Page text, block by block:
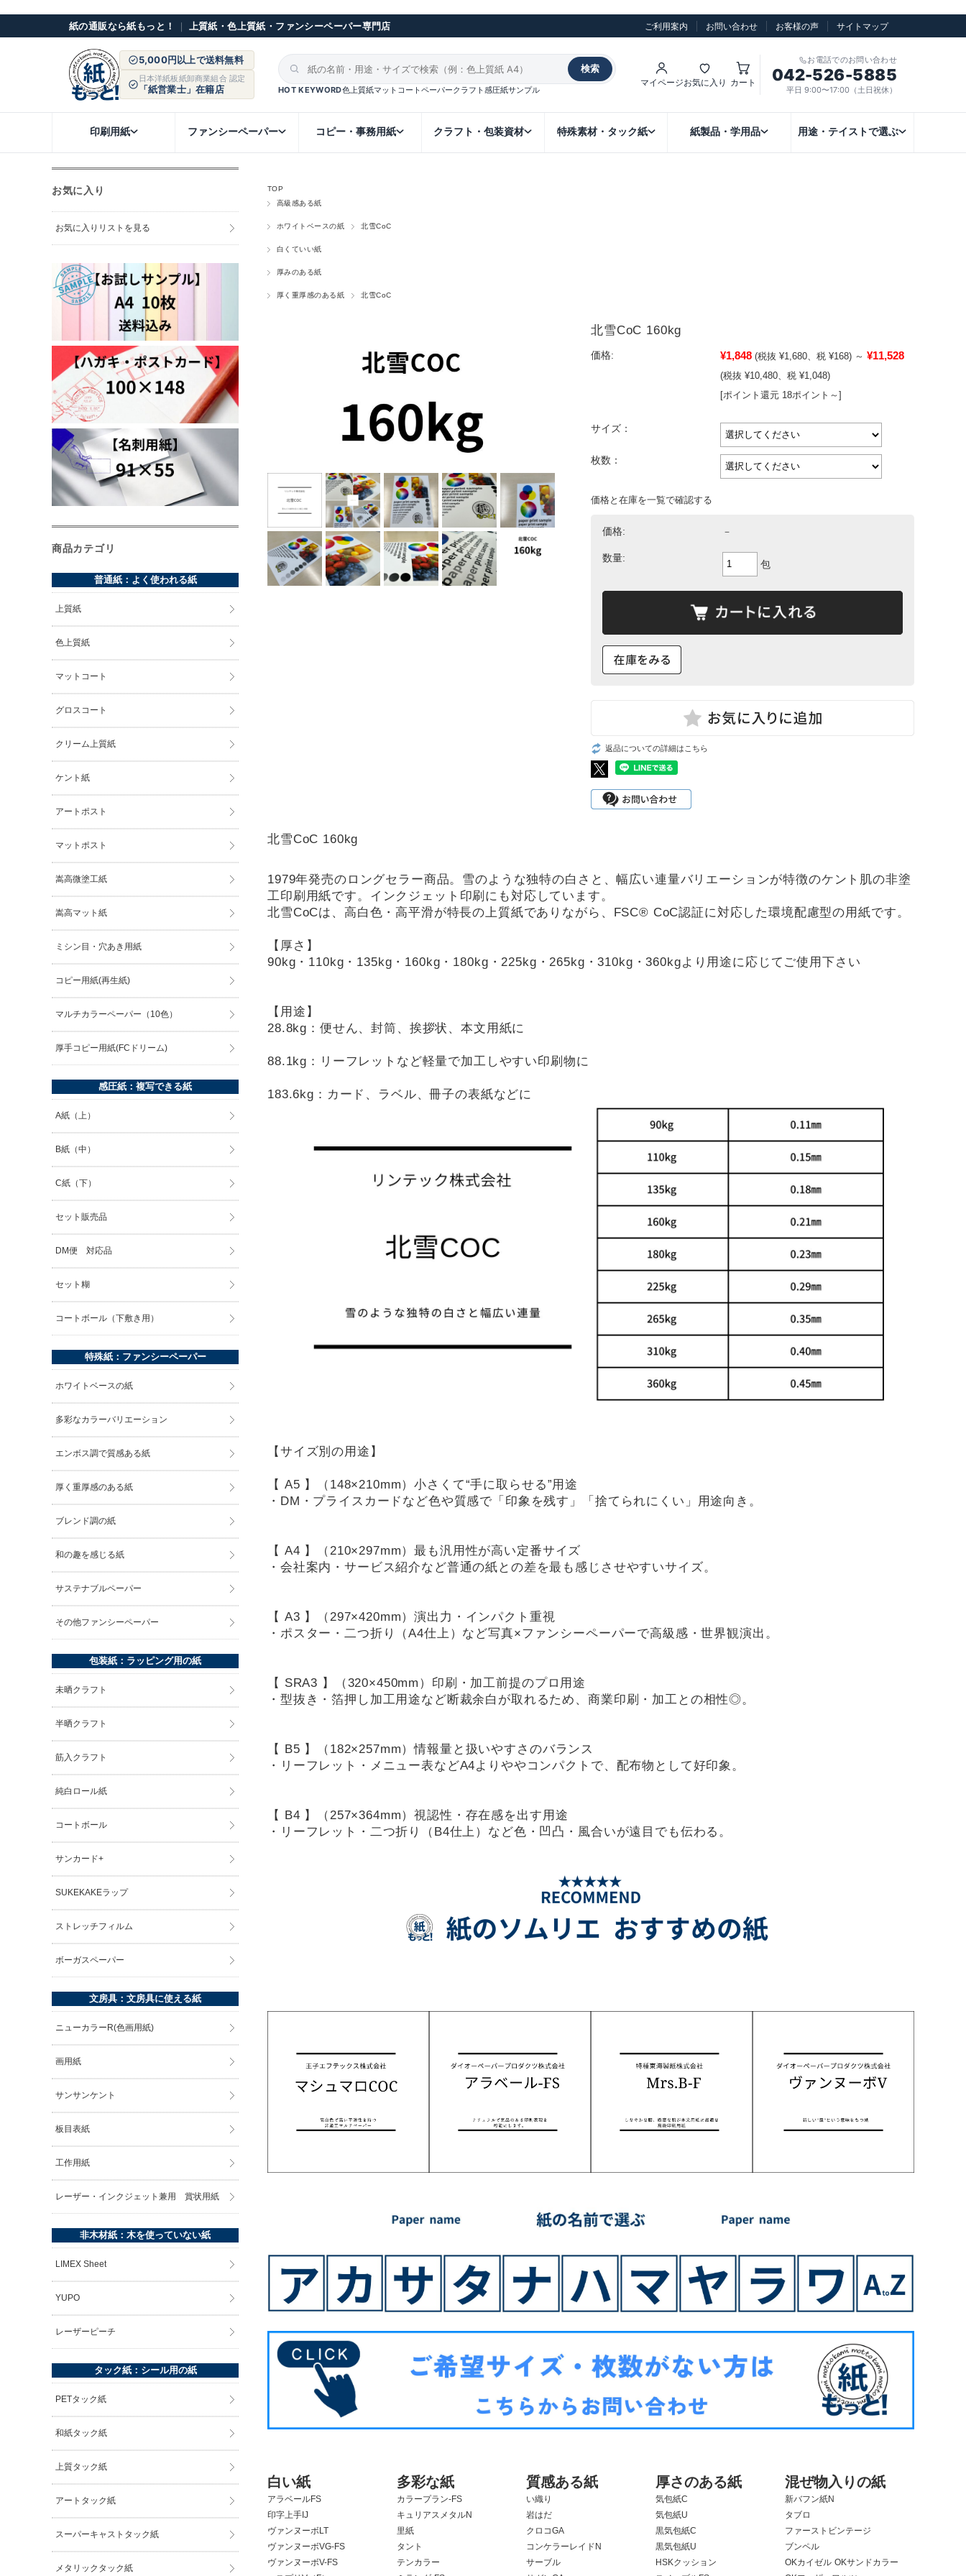
紙の通販なら紙もっと！ ｜ 上質紙・色上質紙・ファンシーペーパー専門店 ご利用案内 お問い合わせ お客様の声 サイトマップ
5,000円以上で送料無料
日本洋紙板紙卸商業組合 認定
「紙営業士」在籍店
検索
HOT KEYWORD色上質紙マットコートペーパークラフト感圧紙サンプル
マイページお気に入り カート
お電話でのお問い合わせ
042-526-5885
平日 9:00〜17:00（土日祝休）
印刷用紙 ファンシーペーパー コピー・事務用紙 クラフト・包装資材 特殊素材・タック紙 紙製品・学用品 用途・テイストで選ぶ
TOP
高級感ある紙
ホワイトベースの紙 北雪CoC
白くていい紙
厚みのある紙
厚く重厚感のある紙 北雪CoC
北雪CoC 160kg
価格: ¥1,848 (税抜 ¥1,680、税 ¥168) ～ ¥11,528
(税抜 ¥10,480、税 ¥1,048)
[ポイント還元 18ポイント～]
サイズ：
枚数：
価格と在庫を一覧で確認する
価格: －
数量:
包
返品についての詳細はこちら
北雪CoC 160kg
1979年発売のロングセラー商品。雪のような独特の白さと、幅広い連量バリエーションが特徴のケント肌の非塗
工印刷用紙です。インクジェット印刷にも対応しています。
北雪CoCは、高白色・高平滑が特長の上質紙でありながら、FSC® CoC認証に対応した環境配慮型の用紙です。
【厚さ】
90kg・110kg・135kg・160kg・180kg・225kg・265kg・310kg・360kgより用途に応じてご使用下さい
【用途】
28.8kg：便せん、封筒、挨拶状、本文用紙に
88.1kg：リーフレットなど軽量で加工しやすい印刷物に
183.6kg：カード、ラベル、冊子の表紙などに
【サイズ別の用途】
【 A5 】（148×210mm）小さくて“手に取らせる”用途
・DM・プライスカードなど色や質感で「印象を残す」「捨てられにくい」用途向き。
【 A4 】（210×297mm）最も汎用性が高い定番サイズ
・会社案内・サービス紹介など普通の紙との差を最も感じさせやすいサイズ。
【 A3 】（297×420mm）演出力・インパクト重視
・ポスター・二つ折り（A4仕上）など写真×ファンシーペーパーで高級感・世界観演出。
【 SRA3 】（320×450mm）印刷・加工前提のプロ用途
・型抜き・箔押し加工用途など断裁余白が取れるため、商業印刷・加工との相性◎。
【 B5 】（182×257mm）情報量と扱いやすさのバランス
・リーフレット・メニュー表などA4よりややコンパクトで、配布物として好印象。
【 B4 】（257×364mm）視認性・存在感を出す用途
・リーフレット・二つ折り（B4仕上）など色・凹凸・風合いが遠目でも伝わる。
白い紙
アラベールFS
印字上手IJ
ヴァンヌーボLT
ヴァンヌーボVG-FS
ヴァンヌーボV-FS
多彩な紙
カラープラン-FS
キュリアスメタルN
里紙
タント
テンカラー
質感ある紙
い織り
岩はだ
クロコGA
コンケラーレイドN
サーブル
厚さのある紙
気包紙C
気包紙U
黒気包紙C
黒気包紙U
HSKクッション
混ぜ物入りの紙
新バフン紙N
タブロ
ファーストビンテージ
ブンペル
OKカイゼル OKサンドカラー
お気に入り
お気に入りリストを見る
商品カテゴリ
普通紙：よく使われる紙
上質紙
色上質紙
マットコート
グロスコート
クリーム上質紙
ケント紙
アートポスト
マットポスト
嵩高微塗工紙
嵩高マット紙
ミシン目・穴あき用紙
コピー用紙(再生紙)
マルチカラーペーパー（10色）
厚手コピー用紙(FCドリーム)
感圧紙：複写できる紙
A紙（上）
B紙（中）
C紙（下）
セット販売品
DM便 対応品
セット糊
コートボール（下敷き用）
特殊紙：ファンシーペーパー
ホワイトベースの紙
多彩なカラーバリエーション
エンボス調で質感ある紙
厚く重厚感のある紙
ブレンド調の紙
和の趣を感じる紙
サステナブルペーパー
その他ファンシーペーパー
包装紙：ラッピング用の紙
未晒クラフト
半晒クラフト
筋入クラフト
純白ロール紙
コートボール
サンカード+
SUKEKAKEラップ
ストレッチフィルム
ボーガスペーパー
文房具：文房具に使える紙
ニューカラーR(色画用紙)
画用紙
サンサンケント
板目表紙
工作用紙
レーザー・インクジェット兼用 賞状用紙
非木材紙：木を使っていない紙
LIMEX Sheet
YUPO
レーザーピーチ
タック紙：シール用の紙
PETタック紙
和紙タック紙
上質タック紙
アートタック紙
スーパーキャストタック紙
メタリックタック紙